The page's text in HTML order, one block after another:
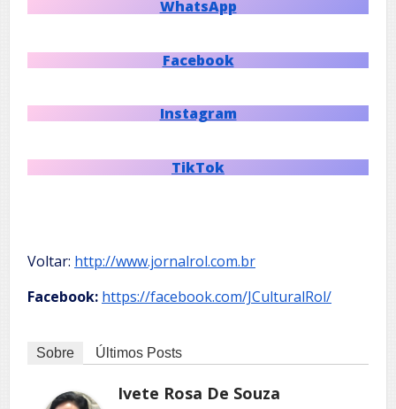
WhatsApp
Facebook
Instagram
TikTok
Voltar: http://www.jornalrol.com.br
Facebook: https://facebook.com/JCulturalRol/
Sobre Últimos Posts
Ivete Rosa De Souza